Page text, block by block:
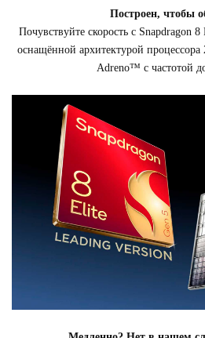
Построен, чтобы
Почувствуйте скорость с Snapdragon
оснащённой архитектурой
Adreno™ с частотой